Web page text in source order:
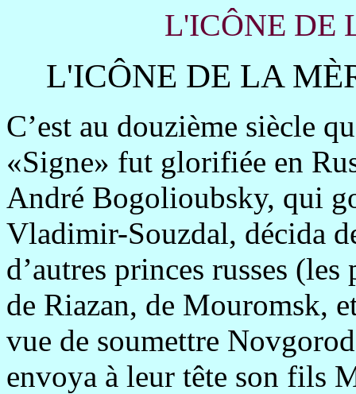
L'ICÔNE DE
L'ICÔNE DE LA
C’est au douzième siècle
«Signe» fut glorifiée en
André Bogolioubsky, qui
Vladimir-Souzdal, décida
d’autres princes russes
de Riazan, de Mouromsk,
vue de soumettre
envoya à leur tête son fils